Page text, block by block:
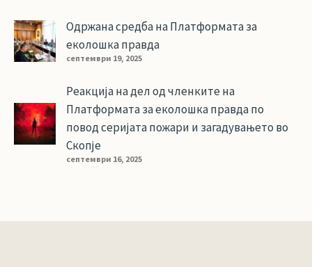
Одржана средба на Платформата за
еколошка правда
септември 19, 2025
Реакција на дел од членките на
Платформата за еколошка правда по
повод серијата пожари и загадувањето во
Скопје
септември 16, 2025